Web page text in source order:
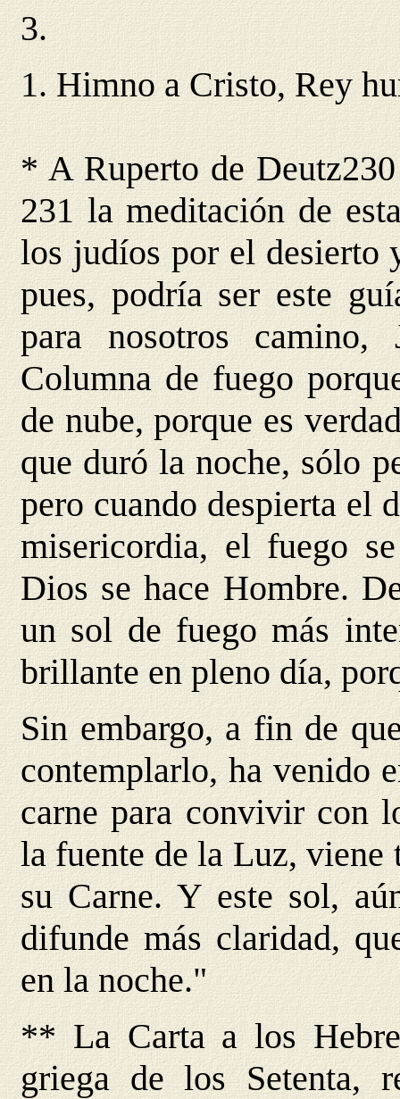
3.
1. Himno a Cristo, Rey
* A Ruperto de
231 la meditación de
los judíos por el desierto
pues, podría ser este
para nosotros
Columna de fuego
de nube, porque es
que duró la noche, sólo
pero cuando despierta el
misericordia, el fuego
Dios se hace Hombre.
un sol de fuego más
brillante en pleno día,
Sin embargo, a fin de
contemplarlo, ha venido
carne para convivir con
la fuente de la Luz, viene
su Carne. Y este sol,
difunde más claridad,
en la noche."
** La Carta a los
griega de los Setenta,